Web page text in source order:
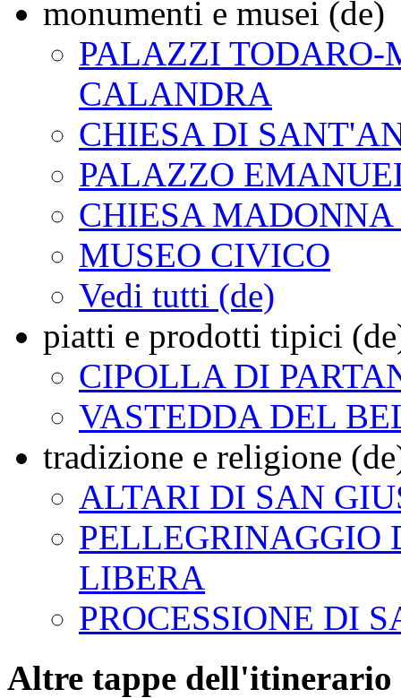
monumenti e musei (de)
PALAZZI TODARO-
CALANDRA
CHIESA DI
PALAZZO
CHIESA
MUSEO CIVICO
Vedi tutti (de)
piatti e prodotti tipici
CIPOLLA DI
VASTEDDA DEL
tradizione e religione
ALTARI DI SAN
LIBERA
PROCESSIONE DI
Altre tappe dell'itinerario